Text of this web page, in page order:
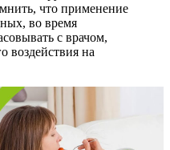
что применение
во время
с врачом,
воздействия на